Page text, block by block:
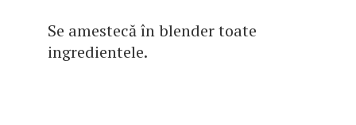
Se amestecă în blender toate
ingredientele.